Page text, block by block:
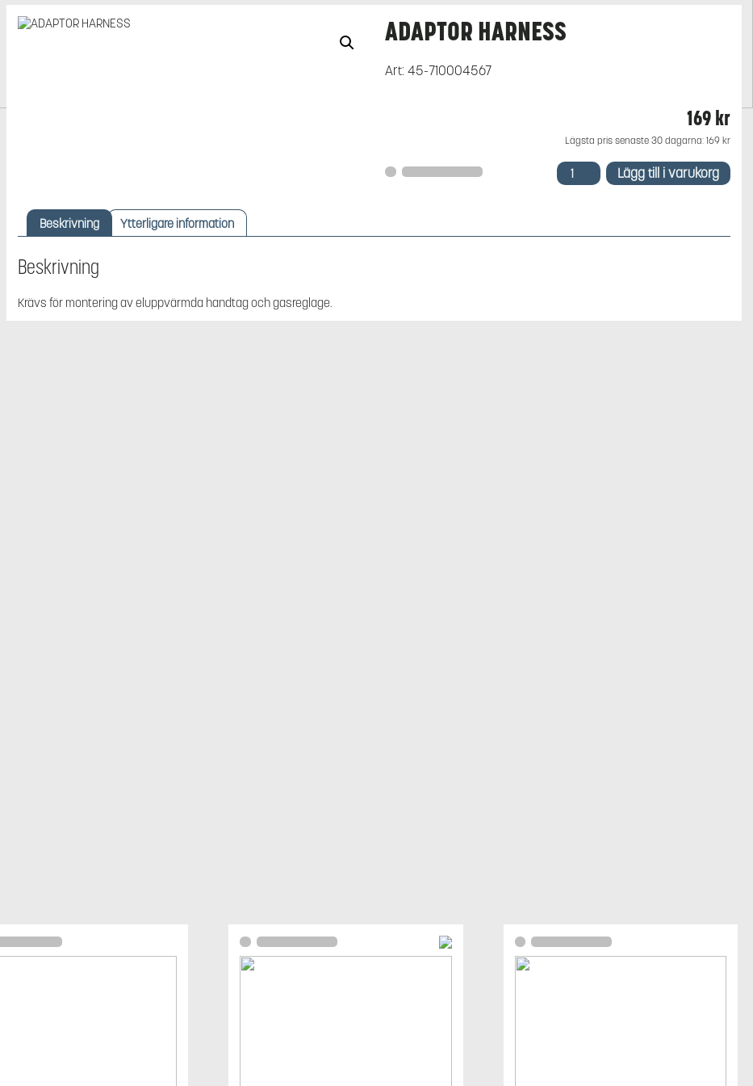
ADAPTOR HARNESS
Art:45-710004567
169kr
Lägsta pris senaste 30 dagarna: 169 kr
ADAPTOR
HARNESS Lägg till i varukorg
Beskrivning Ytterligare information
Beskrivning
Krävs för montering av eluppvärmda handtag och gasreglage.